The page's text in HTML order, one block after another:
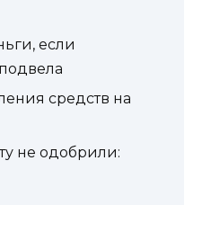
если
средств на
не одобрили: